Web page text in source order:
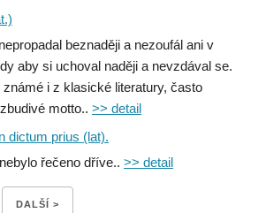
beznaději a nezoufál ani v
aby si uchoval naději a nevzdával se.
i z klasické literatury, často
motto.. >> detail
dictum prius (lat).
řečeno dříve.. >> detail
DALŠÍ >